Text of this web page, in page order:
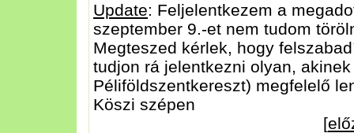
Update: Feljelentkezem a
szeptember 9.-et nem tudom
Megteszed kérlek, hogy
tudjon rá jelentkezni olyan,
Péliföldszentkereszt) megfelelő
Köszi szépen
[